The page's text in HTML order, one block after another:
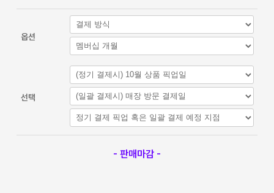
옵션
선택
- 판매마감 -